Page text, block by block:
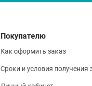
Покупателю
Как оформить заказ
Сроки и условия получения